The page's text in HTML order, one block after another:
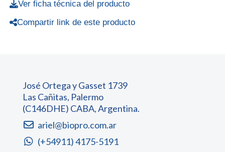
Ver ficha técnica del producto
Compartir link de este producto
José Ortega y Gasset 1739
Las Cañitas, Palermo
(C146DHE) CABA, Argentina.
ariel@biopro.com.ar
(+54911) 4175-5191